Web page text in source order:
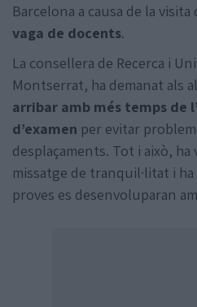
Barcelona a causa de la visita
vaga de docents.
La consellera de Recerca i
Montserrat, ha demanat als
arribar amb més temps de
d’examen per evitar
desplaçaments. Tot i això,
missatge de tranquil·litat i
proves es desenvoluparan